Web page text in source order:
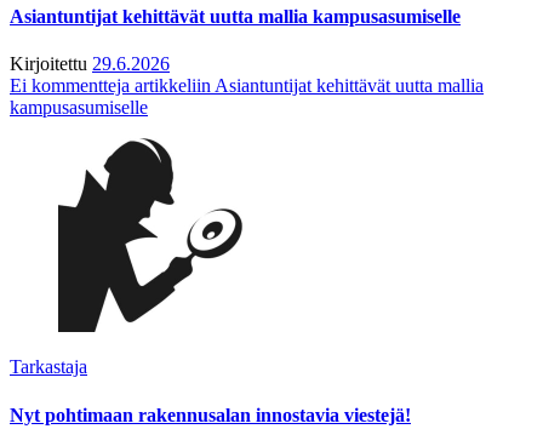
Asiantuntijat kehittävät uutta mallia kampusasumiselle
Kirjoitettu 29.6.2026
Ei kommentteja artikkeliin Asiantuntijat kehittävät uutta mallia
kampusasumiselle
Tarkastaja
Nyt pohtimaan rakennusalan innostavia viestejä!